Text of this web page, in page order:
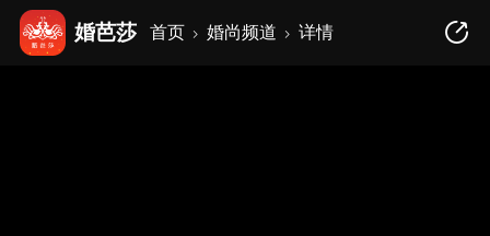
婚芭莎 首页 婚尚频道 详情